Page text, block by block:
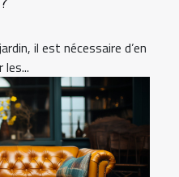
il est nécessaire d’en